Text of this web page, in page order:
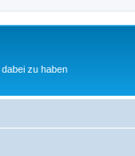
zu haben